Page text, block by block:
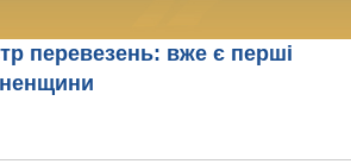
перевезень: вже є перші